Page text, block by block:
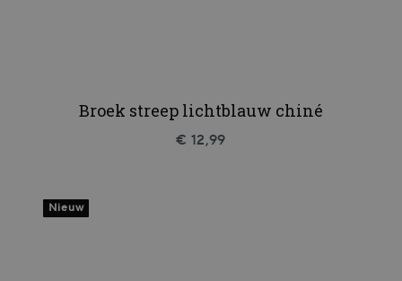
Broek streep lichtblauw chiné
€ 12,99
Nieuw